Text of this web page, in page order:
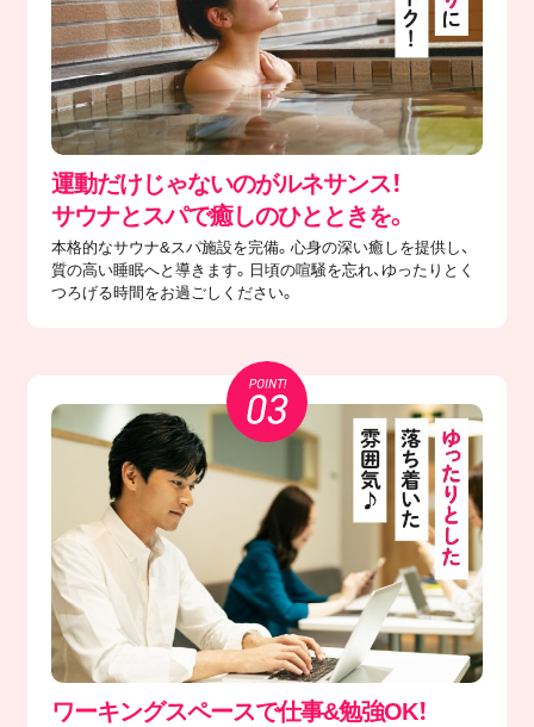
運動だけじゃないのがルネサンス！
サウナとスパで癒しのひとときを。
本格的なサウナ&スパ施設を完備。心身の深い癒しを提供し、
質の高い睡眠へと導きます。日頃の喧騒を忘れ、ゆったりとく
つろげる時間をお過ごしください。
ワーキングスペースで仕事&勉強OK！